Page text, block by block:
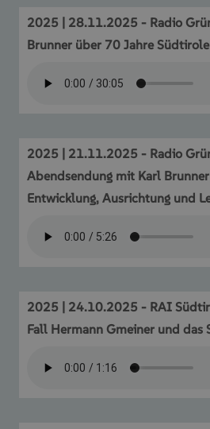
2025 | 28.11.2025 - Radio
Brunner über 70 Jahre
2025 | 21.11.2025 - Radio
Abendsendung mit Karl
Entwicklung, Ausrichtung und
2025 | 24.10.2025 - RAI
Fall Hermann Gmeiner und